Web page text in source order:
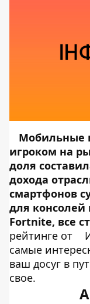
Мобильные
игроком на
доля
дохода
смартфонов
для консолей
Fortnite, все
рейтинге от
самые
ваш досуг в
свое.